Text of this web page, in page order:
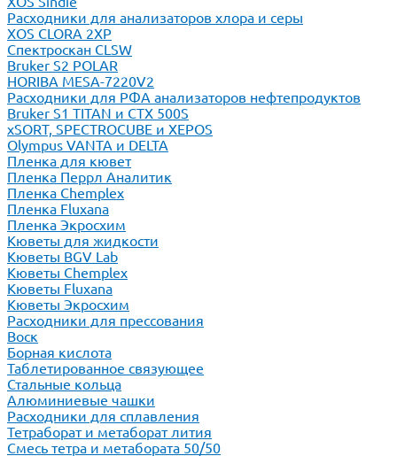
Расходники для анализаторов хлора и серы
XOS CLORA 2XP
Спектроскан CLSW
Bruker S2 POLAR
HORIBA MESA-7220V2
Расходники для РФА анализаторов нефтепродуктов
Bruker S1 TITAN и CTX 500S
xSORT, SPECTROCUBE и XEPOS
Olympus VANTA и DELTA
Пленка для кювет
Пленка Перрл Аналитик
Пленка Chemplex
Пленка Fluxana
Пленка Экросхим
Кюветы для жидкости
Кюветы BGV Lab
Кюветы Chemplex
Кюветы Fluxana
Кюветы Экросхим
Расходники для прессования
Воск
Борная кислота
Таблетированное связующее
Стальные кольца
Алюминиевые чашки
Расходники для сплавления
Тетраборат и метаборат лития
Смесь тетра и метабората 50/50